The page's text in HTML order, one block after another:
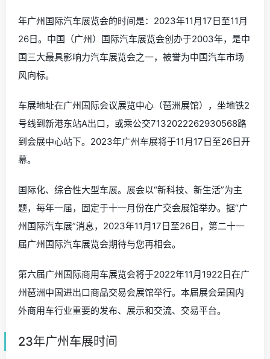
年广州国际汽车展览会的时间是：2023年11月17日至11月
26日。中国（广州）国际汽车展览会创办于2003年，是中
国三大最具影响力汽车展览会之一，被誉为中国汽车市场
风向标。
车展地址在广州国际会议展览中心（琶洲展馆），坐地铁2
号线到新港东站A出口，或乘公交7132022262930568路
到会展中心站下。2023年广州车展将于11月17日至26日开
幕。
国际化、综合性大型车展。展会以“新科技、新生活”为主
题，每年一届，固定于十一月份在广交会展馆举办。据“广
州国际汽车展”消息，2023年11月17日至26日，第二十一
届广州国际汽车展览会期待与您再相会。
第六届广州国际商用车展览会将于2022年11月1922日在广
州琶洲中国进出口商品交易会展馆举行。本届展会是国内
外商用车行业重要的发布、展示和交流、交易平台。
23年广州车展时间